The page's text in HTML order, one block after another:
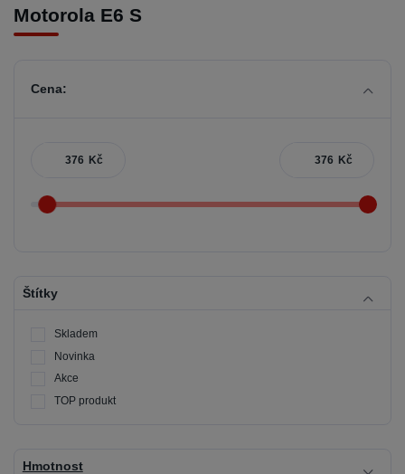
Motorola E6 S
Cena:
Kč Kč
Štítky
Skladem
Novinka
Akce
TOP produkt
Hmotnost